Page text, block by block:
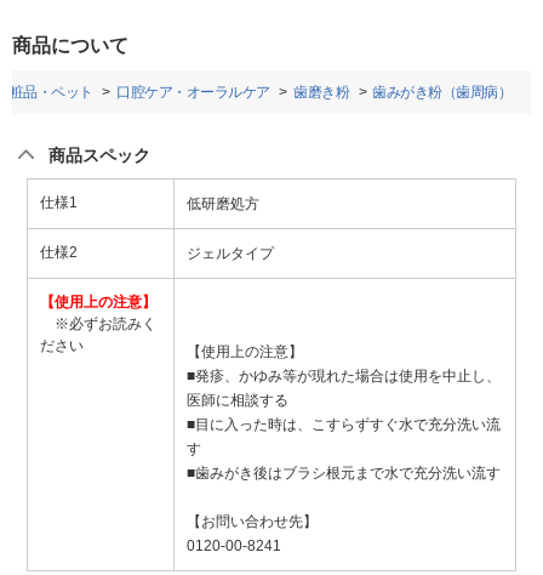
商品について
粧品・ペット 口腔ケア・オーラルケア 歯磨き粉 歯みがき粉（歯周病）
商品スペック
仕様1 低研磨処方
仕様2 ジェルタイプ
【使用上の注意】
※必ずお読みく
ださい
【使用上の注意】
■発疹、かゆみ等が現れた場合は使用を中止し、
医師に相談する
■目に入った時は、こすらずすぐ水で充分洗い流
す
■歯みがき後はブラシ根元まで水で充分洗い流す
【お問い合わせ先】
0120-00-8241